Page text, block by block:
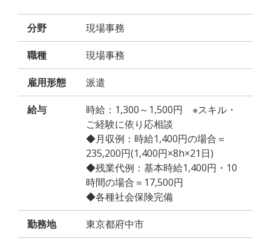
分野 現場事務
職種 現場事務
雇用形態 派遣
給与
時給：1,300～1,500円 ※スキル・
ご経験に依り応相談
◆月収例：時給1,400円の場合＝
235,200円(1,400円×8h×21日)
◆残業代例：基本時給1,400円・10
時間の場合＝17,500円
◆各種社会保険完備
勤務地 東京都府中市